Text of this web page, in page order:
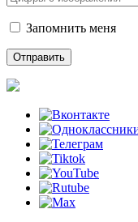
Запомнить меня